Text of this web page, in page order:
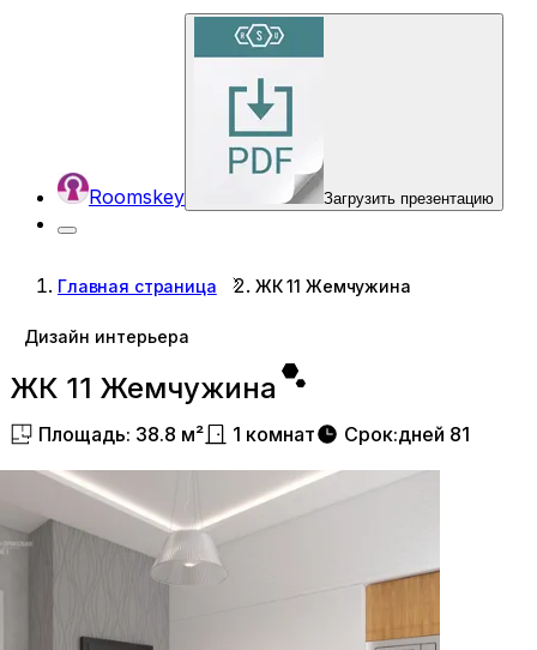
Roomskey Загрузить презентацию
Главная страница ЖК 11 Жемчужина
Дизайн интерьера
ЖК 11 Жемчужина
Площадь: 38.8 м² 1 комнат Срок:дней 81